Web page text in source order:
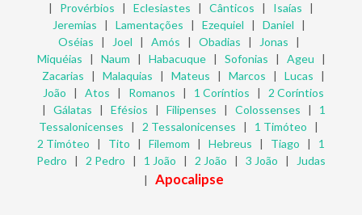
| Provérbios | Eclesiastes | Cânticos | Isaías |
Jeremias | Lamentações | Ezequiel | Daniel |
Oséias | Joel | Amós | Obadias | Jonas |
Miquéias | Naum | Habacuque| Sofonias | Ageu |
Zacarias | Malaquias | Mateus | Marcos | Lucas |
João | Atos | Romanos | 1 Coríntios | 2 Coríntios
| Gálatas | Efésios | Filipenses | Colossenses | 1
Tessalonicenses | 2 Tessalonicenses | 1 Timóteo |
2 Timóteo | Tito | Filemom | Hebreus | Tiago | 1
Pedro | 2 Pedro | 1 João | 2 João | 3 João |
Judas
| Apocalipse